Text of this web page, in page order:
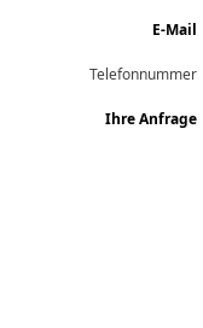
E-Mail
Telefonnummer
Ihre Anfrage